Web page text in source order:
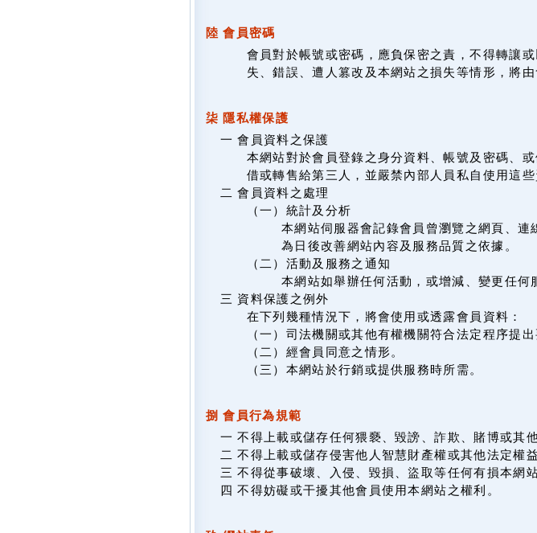
陸 會員密碼
會員對於帳號或密碼，應負保密之責，不得轉讓
失、錯誤、遭人篡改及本網站之損失等情形，將
柒 隱私權保護
一 會員資料之保護
本網站對於會員登錄之身分資料、帳號及密碼、
借或轉售給第三人，並嚴禁內部人員私自使用這些
二 會員資料之處理
（一）統計及分析
本網站伺服器會記錄會員曾瀏覽之網頁、
為日後改善網站內容及服務品質之依據。
（二）活動及服務之通知
本網站如舉辦任何活動，或增減、變更任何
三 資料保護之例外
在下列幾種情況下，將會使用或透露會員資料：
（一）司法機關或其他有權機關符合法定程序提出
（二）經會員同意之情形。
（三）本網站於行銷或提供服務時所需。
捌 會員行為規範
一 不得上載或儲存任何猥褻、毀謗、詐欺、賭博或其
二 不得上載或儲存侵害他人智慧財產權或其他法定權
三 不得從事破壞、入侵、毀損、盜取等任何有損本網
四 不得妨礙或干擾其他會員使用本網站之權利。